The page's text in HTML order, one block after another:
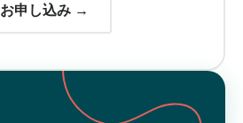
お申し込み →